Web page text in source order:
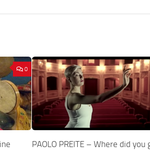
0
PAOLO PREITE – Where did you